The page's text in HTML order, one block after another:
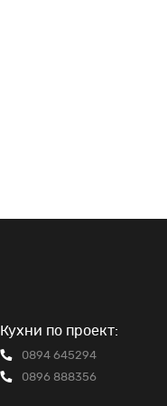
Кухни по проект:
0894 645294
0896 888356